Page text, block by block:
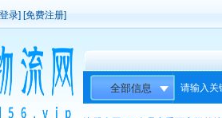
录] [免费注册]
请输入关